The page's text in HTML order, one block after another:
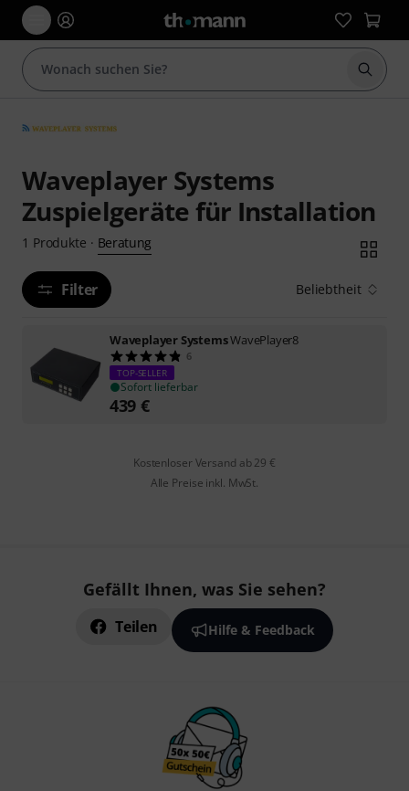
Suche
Waveplayer Systems
Zuspielgeräte für Installation
1 Produkte · Beratung
Filter Beliebtheit
Waveplayer SystemsWavePlayer8
6
TOP-SELLER
Sofort lieferbar
439 €
Kostenloser Versand ab 29 €
Alle Preise inkl. MwSt.
Gefällt Ihnen, was Sie sehen?
Teilen Hilfe & Feedback